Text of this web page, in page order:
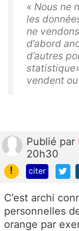
« Nous ne
les
ne
d’abord
d’autres
vendent
Publié par
20h30
!
citer
C’est archi
personnelles
orange par